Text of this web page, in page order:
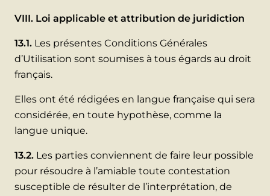
VIII. Loi applicable et attribution de juridiction
13.1. Les présentes Conditions Générales
d’Utilisation sont soumises à tous égards au droit
français.
Elles ont été rédigées en langue française qui sera
considérée, en toute hypothèse, comme la
langue unique.
13.2. Les parties conviennent de faire leur possible
pour résoudre à l’amiable toute contestation
susceptible de résulter de l’interprétation, de